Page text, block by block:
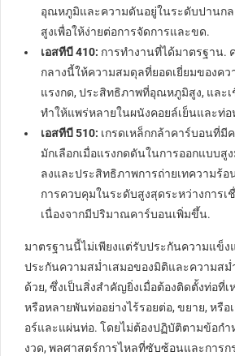
อุณหภูมิและความดันอยู่ในระดับปานกล
สูงเพื่อให้ง่ายต่อการจัดการและขด.
เอสทีบี 410: การทำงานที่ได้มาตรฐาน.
กลางนี้ให้ความสมดุลที่ยอดเยี่ยมของคว
แรงกด, ประสิทธิภาพที่อุณหภูมิสูง, และ
ทำให้แพร่หลายในผนังคอยล์เย็นและท่อ
เอสทีบี 510: เกรดเหล็กกล้าคาร์บอนที่มี
มักเลือกเมื่อแรงกดดันในการออกแบบสู
ลงและประสิทธิภาพการถ่ายเทความร้อ
การควบคุมในระดับสูงสุดระหว่างการเ
เนื่องจากมีปริมาณคาร์บอนเพิ่มขึ้น.
มาตรฐานนี้ไม่เพียงแต่รับประกันความแข็ง
ประกันความสม่ำเสมอของมิติและความสม่
ด้วย, ซึ่งเป็นสิ่งสำคัญยิ่งเมื่อต้องติดตั้งท่อที่
หรือหลายพันท่ออย่างไร้รอยต่อ, ขยาย, หรือ
อร์และแผ่นท่อ. โดยไม่ต้องปฏิบัติตามข้อกำ
งวด, พลศาสตร์การไหลที่ซับซ้อนและการก